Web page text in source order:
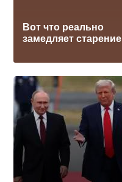
Вот что реально
замедляет старение